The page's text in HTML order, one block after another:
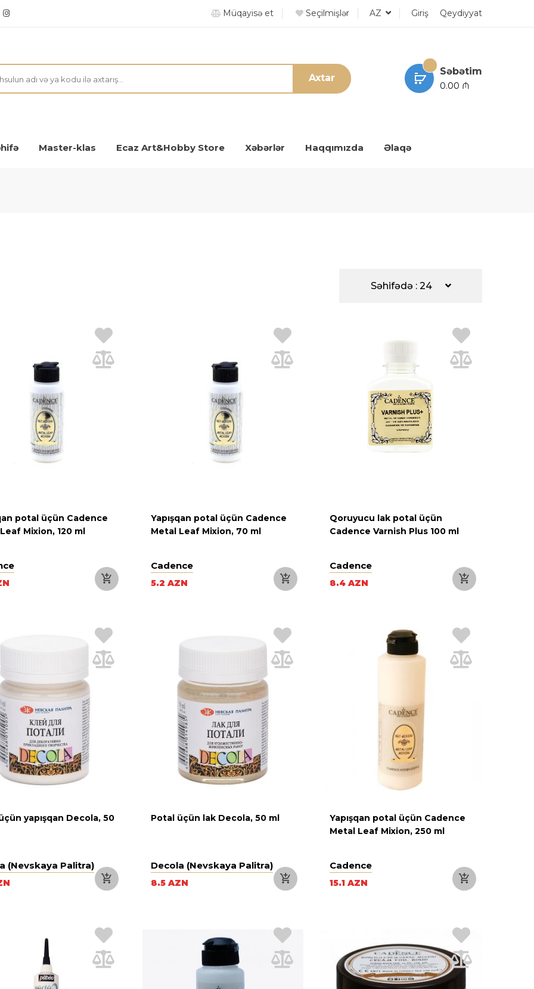
Müqayisə et Seçilmişlər AZ Giriş Qeydiyyat
Axtar
Səbətim
0.00 ₼
Master-klas Ecaz Art&Hobby Store Xəbərlər Haqqımızda Əlaqə
Səhifədə : 24
potal üçün Cadence
Mixion, 120 ml
Yapışqan potal üçün Cadence
Metal Leaf Mixion, 70 ml
Cadence
5.2 AZN
Qoruyucu lak potal üçün
Cadence Varnish Plus 100 ml
Cadence
8.4 AZN
yapışqan Decola, 50
(Nevskaya Palitra)
Potal üçün lak Decola, 50 ml
Decola (Nevskaya Palitra)
8.5 AZN
Yapışqan potal üçün Cadence
Metal Leaf Mixion, 250 ml
Cadence
15.1 AZN